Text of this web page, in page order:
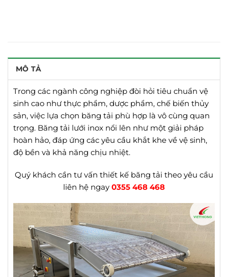
MÔ TẢ
Trong các ngành công nghiệp đòi hỏi tiêu chuẩn vệ
sinh cao như thực phẩm, dược phẩm, chế biến thủy
sản, việc lựa chọn băng tải phù hợp là vô cùng quan
trọng. Băng tải lưới inox nổi lên như một giải pháp
hoàn hảo, đáp ứng các yêu cầu khắt khe về vệ sinh,
độ bền và khả năng chịu nhiệt.
Quý khách cần tư vấn thiết kế băng tải theo yêu cầu
liên hệ ngay 0355 468 468